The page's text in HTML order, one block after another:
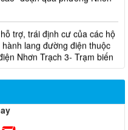
trợ, trái định cư của các hộ
lang đường điện thuộc
Nhơn Trạch 3- Trạm biến
án bồi thường, hỗ trợ, tái
hồi thuộc dự án nâng cấp
Nhơn Trạch ra Quốc lộ
Trạch